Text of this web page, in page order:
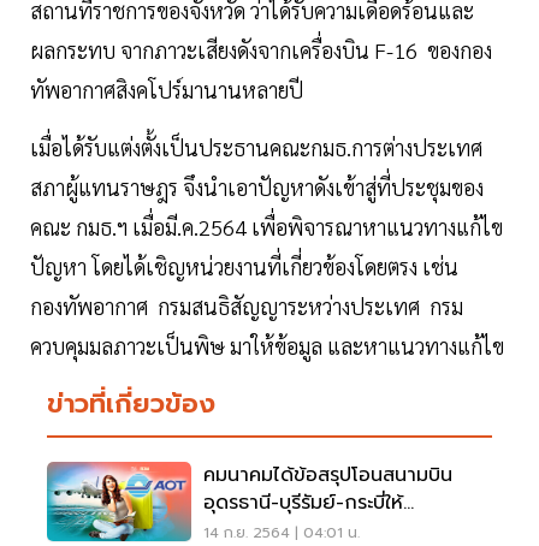
สถานที่ราชการของจังหวัด ว่าได้รับความเดือดร้อนและ
ผลกระทบ จากภาวะเสียงดังจากเครื่องบิน F-16 ของกอง
ทัพอากาศสิงคโปร์มานานหลายปี
เมื่อได้รับแต่งตั้งเป็นประธานคณะกมธ.การต่างประเทศ
สภาผู้แทนราษฎร จึงนำเอาปัญหาดังเข้าสู่ที่ประชุมของ
คณะ กมธ.ฯ เมื่อมี.ค.2564 เพื่อพิจารณาหาแนวทางแก้ไข
ปัญหา โดยได้เชิญหน่วยงานที่เกี่ยวข้องโดยตรง เช่น
กองทัพอากาศ กรมสนธิสัญญาระหว่างประเทศ กรม
ควบคุมมลภาวะเป็นพิษ มาให้ข้อมูล และหาแนวทางแก้ไข
ข่าวที่เกี่ยวข้อง
คมนาคมได้ข้อสรุปโอนสนามบิน
อุดรธานี-บุรีรัมย์-กระบี่ให้
ทอท.1ม.ค.65
14 ก.ย. 2564 | 04:01 น.